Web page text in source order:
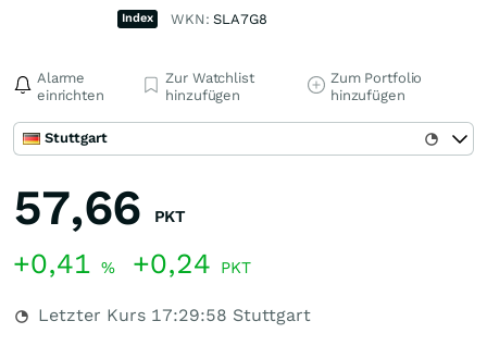
Index WKN:SLA7G8
Alarme
einrichten
Zur Watchlist
hinzufügen
Zum Portfolio
hinzufügen
Stuttgart
57,66 PKT
+0,41 % +0,24 PKT
Letzter Kurs 17:29:58 Stuttgart